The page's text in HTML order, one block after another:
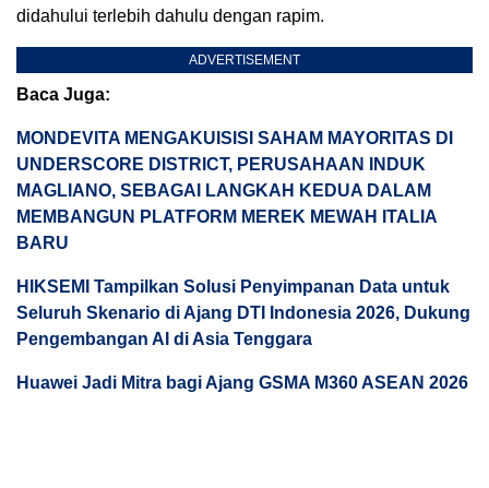
didahului terlebih dahulu dengan rapim.
ADVERTISEMENT
Baca Juga:
MONDEVITA MENGAKUISISI SAHAM MAYORITAS DI
UNDERSCORE DISTRICT, PERUSAHAAN INDUK
MAGLIANO, SEBAGAI LANGKAH KEDUA DALAM
MEMBANGUN PLATFORM MEREK MEWAH ITALIA
BARU
HIKSEMI Tampilkan Solusi Penyimpanan Data untuk
Seluruh Skenario di Ajang DTI Indonesia 2026, Dukung
Pengembangan AI di Asia Tenggara
Huawei Jadi Mitra bagi Ajang GSMA M360 ASEAN 2026